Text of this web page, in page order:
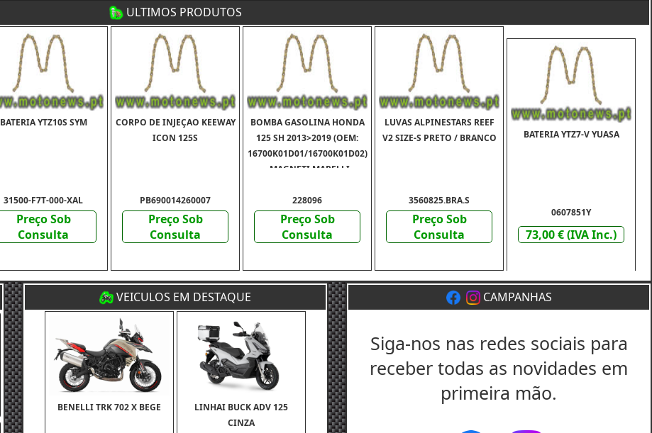
ULTIMOS PRODUTOS
BATERIA YTZ10S SYM
31500-F7T-000-XAL
Preço Sob
Consulta
CORPO DE INJEÇAO KEEWAY
ICON 125S
PB690014260007
Preço Sob
Consulta
BOMBA GASOLINA HONDA
125 SH 2013>2019 (OEM:
16700K01D01/16700K01D02)
- MAGNETI MARELLI
228096
Preço Sob
Consulta
LUVAS ALPINESTARS REEF
V2 SIZE-S PRETO / BRANCO
3560825.BRA.S
Preço Sob
Consulta
BATERIA YTZ7-V YUASA
0607851Y
73,00 € (IVA Inc.)
VEICULOS EM DESTAQUE
BENELLI TRK 702 X BEGE
LINHAI BUCK ADV 125
CINZA
CAMPANHAS
Siga-nos nas redes sociais para
receber todas as novidades em
primeira mão.